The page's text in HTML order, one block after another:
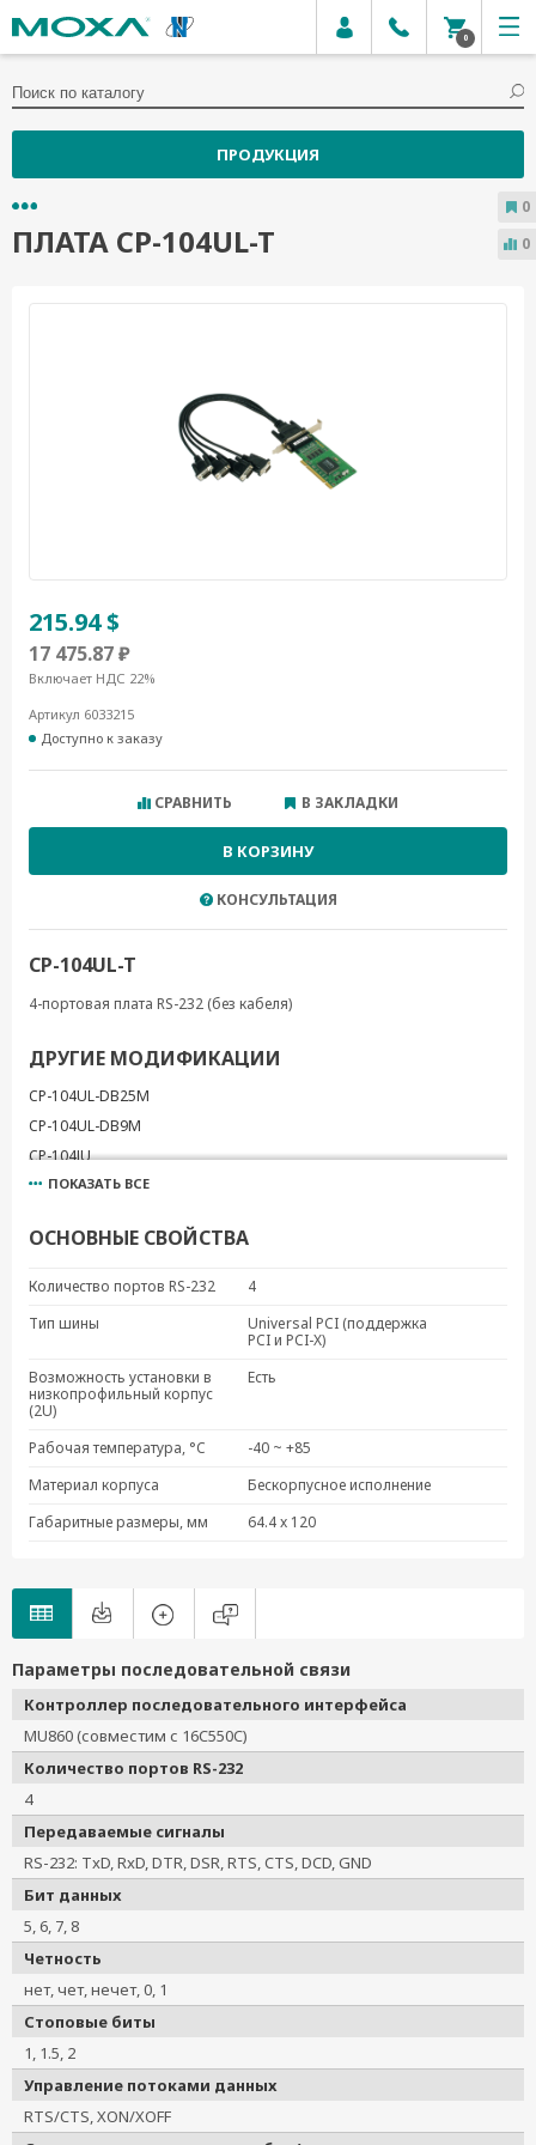
0
ПРОДУКЦИЯ
ПЛАТА CP-104UL-T
215.94 $
17 475.87 ₽
Включает НДС 22%
Артикул 6033215
Доступно к заказу
СРАВНИТЬ В ЗАКЛАДКИ
В КОРЗИНУ
КОНСУЛЬТАЦИЯ
CP-104UL-T
4-портовая плата RS-232 (без кабеля)
ДРУГИЕ МОДИФИКАЦИИ
CP-104UL-DB25M
CP-104UL-DB9M
CP-104JU
CP-104JU-T
ПОКАЗАТЬ ВСЕ
ОСНОВНЫЕ СВОЙСТВА
Количество портов RS-232
4
Тип шины
Universal PCI (поддержка
PCI и PCI-X)
Возможность установки в
низкопрофильный корпус
(2U)
Есть
Рабочая температура, °C
-40 ~ +85
Материал корпуса
Бескорпусное исполнение
Габаритные размеры, мм
64.4 x 120
Параметры последовательной связи
Контроллер последовательного интерфейса
MU860 (совместим с 16C550C)
Количество портов RS-232
4
Передаваемые сигналы
RS-232: TxD, RxD, DTR, DSR, RTS, CTS, DCD, GND
Бит данных
5, 6, 7, 8
Четность
нет, чет, нечет, 0, 1
Стоповые биты
1, 1.5, 2
Управление потоками данных
RTS/CTS, XON/XOFF
0
0